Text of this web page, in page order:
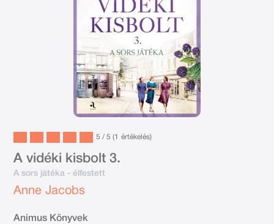
5 / 5 (1 értékelés)
A vidéki kisbolt 3.
A sors játéka - élfestett
Anne Jacobs
Animus Könyvek